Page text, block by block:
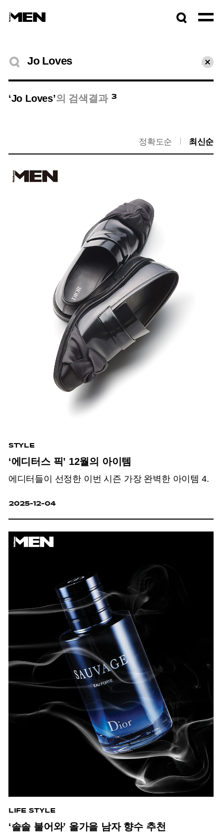
검색결과
초기
‘Jo Loves’의 검색결과 3
정확도순 최신순
STYLE
‘에디터스 픽’ 12월의 아이템
에디터들이 선정한 이번 시즌 가장 완벽한 아이템 4.
2025-12-04
LIFE STYLE
‘솔솔 불어와’ 올가을 남자 향수 추천